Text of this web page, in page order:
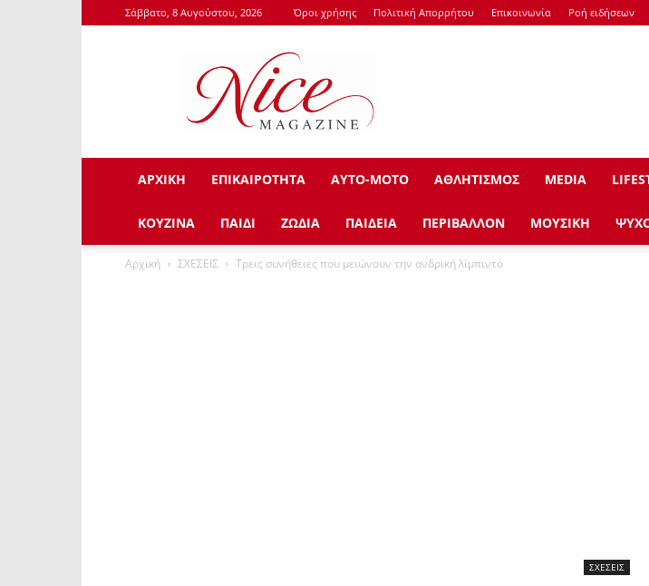
Σάββατο, 8 Αυγούστου, 2026 Όροι χρήσης Πολιτική Απορρήτου Επικοινωνία Ροή ειδήσεων
NiceMagazine.Gr
ΑΡΧΙΚΗ ΕΠΙΚΑΙΡΟΤΗΤΑ ΑΥΤΟ-ΜΟΤΟ ΑΘΛΗΤΙΣΜΟΣ ΜEDIA
ΚΟΥΖΙΝΑ ΠΑΙΔΙ ΖΩΔΙΑ ΠΑΙΔΕΙΑ ΠΕΡΙΒΑΛΛΟΝ ΜΟΥΣΙΚΗ
Αρχική ΣΧΕΣΕΙΣ Τρεις συνήθειες που μειώνουν την ανδρική λίμπιντο
ΣΧΕΣΕΙΣ